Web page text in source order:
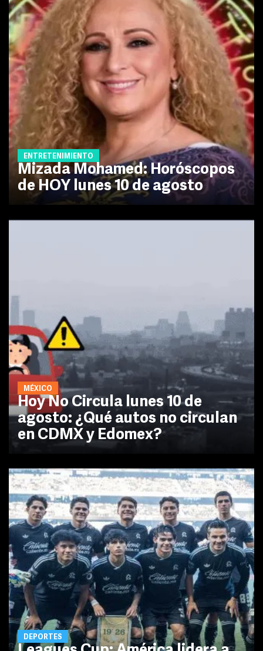
ENTRETENIMIENTO
Mizada Mohamed: Horóscopos
de HOY lunes 10 de agosto
MÉXICO
Hoy No Circula lunes 10 de
agosto: ¿Qué autos no circulan
en CDMX y Edomex?
DEPORTES